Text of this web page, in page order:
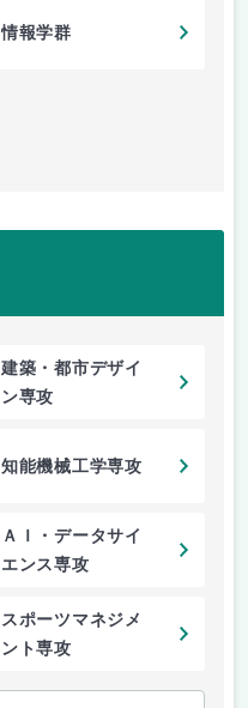
情報学群
建築・都市デザイ
ン専攻
知能機械工学専攻
ＡＩ・データサイ
エンス専攻
スポーツマネジメ
ント専攻